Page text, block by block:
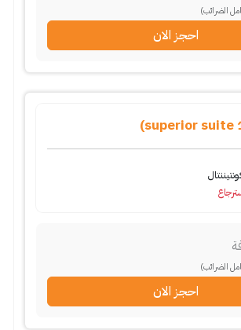
الضرائب)
احجز الان
الضرائب)
احجز الان